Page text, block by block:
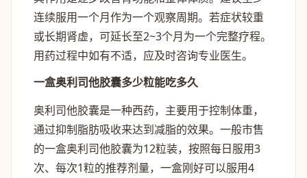
连续服用一个月作为一个观察周期。若症状较重
或长期肾虚，可延长至2~3个月为一个完整疗程。
用药过程中如有不适，应及时咨询专业医生。
一盒奥利司他胶囊多少粒能吃多久
奥利司他胶囊是一种西药，主要用于控制体重，
通过抑制脂肪吸收来达到减脂的效果。一般市售
的一盒奥利司他胶囊为12粒装，按照每日服用3
次、每次1粒的推荐剂量，一盒刚好可以服用4